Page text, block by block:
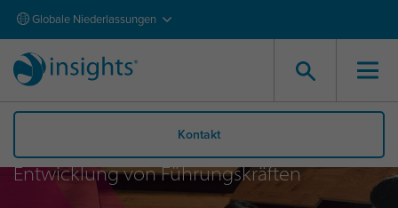
Globale Niederlassungen
Kontakt
Entwicklung von Führungskräften